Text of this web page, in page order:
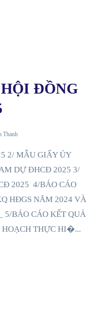
ĐỒNG
Thanh
2/ MẪU GIẤY ỦY
DỰ ĐHCĐ 2025 3/
2025 4/BÁO CÁO
HĐGS NĂM 2024 VÀ
5/BÁO CÁO KẾT QUẢ
THỰC HI�...